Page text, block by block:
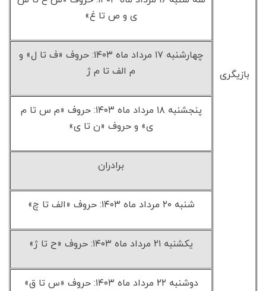
بازیگری
ی و ص تا غ»
چهارشنبه ۱۷ مرداد ماه ۱۴۰۳: حروف «ف تا ل» و
م الف تا م ژ
پنجشنبه ۱۸ مرداد ماه ۱۴۰۳: حروف «م س تا م
ی» و حروف «ن تا ی»
برادران
‌شنبه ۲۰ مرداد ماه ۱۴۰۳: حروف «الف تا چ»
یکشنبه ۲۱ مرداد ماه ۱۴۰۳: حروف «ح تا ژ»
دوشنبه ۲۲ مرداد ماه ۱۴۰۳: حروف «س تا ق»